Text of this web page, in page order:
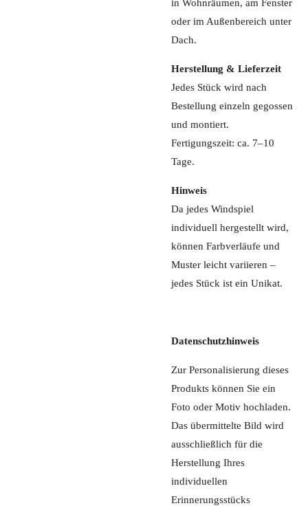
in Wohnräumen, am Fenster
oder im Außenbereich unter
Dach.
Herstellung & Lieferzeit
Jedes Stück wird nach
Bestellung einzeln gegossen
und montiert.
Fertigungszeit: ca. 7–10
Tage.
Hinweis
Da jedes Windspiel
individuell hergestellt wird,
können Farbverläufe und
Muster leicht variieren –
jedes Stück ist ein Unikat.
Datenschutzhinweis
Zur Personalisierung dieses
Produkts können Sie ein
Foto oder Motiv hochladen.
Das übermittelte Bild wird
ausschließlich für die
Herstellung Ihres
individuellen
Erinnerungsstücks